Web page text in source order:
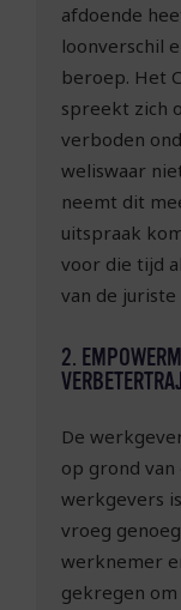
afdoende
loonverschil
beroep. Het
spreekt zich
verboden
weliswaar
neemt dit
uitspraak
voor die tijd
van de
2.
De
op grond van
werkgevers
vroeg
werknemer
gekregen